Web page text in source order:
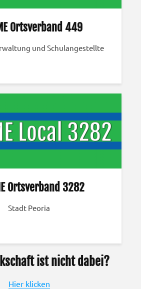
Ortsverband 449
und Schulangestellte
Ortsverband 3282
Stadt Peoria
ist nicht dabei?
Hier klicken